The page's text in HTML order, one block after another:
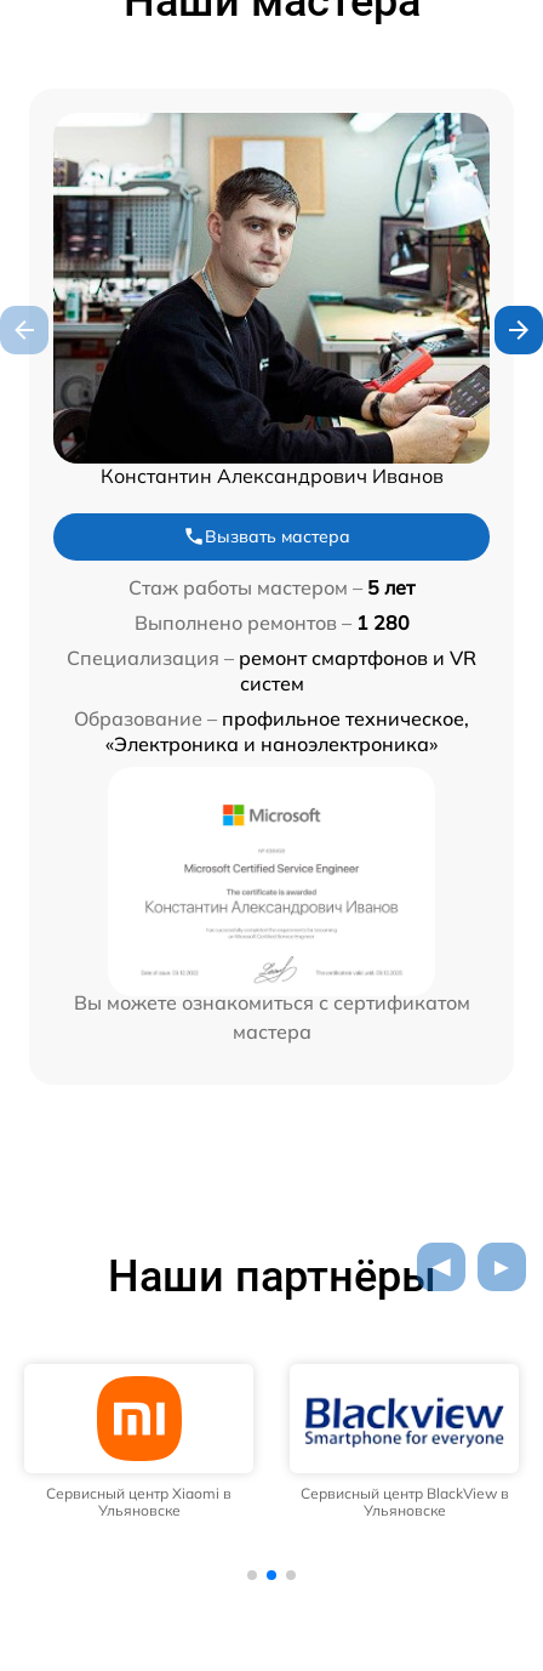
Константин Александрович Иванов
Вызвать мастера
Стаж работы мастером – 5 лет
Выполнено ремонтов – 1 280
Специализация – ремонт смартфонов и VR
систем
Образование – профильное техническое,
«Электроника и наноэлектроника»
Вы можете ознакомиться с сертификатом
мастера
Наши партнёры
Сервисный центр Xiaomi в
Ульяновске
Сервисный центр BlackView в
Ульяновске